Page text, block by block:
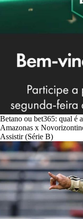
Betano ou bet365: qual é
Amazonas x
Assistir (Série B)